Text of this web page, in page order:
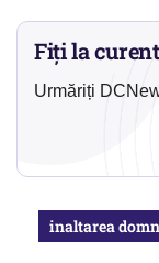
Fiți la
Urmăriți
inaltarea